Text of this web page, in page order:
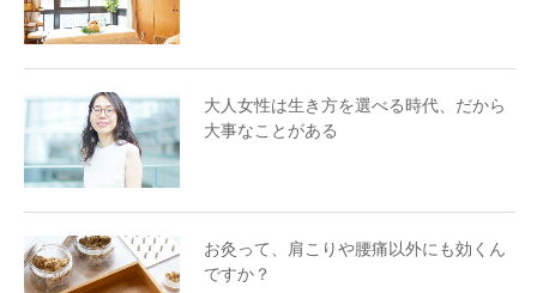
大人女性は生き方を選べる時代、だから
大事なことがある
お灸って、肩こりや腰痛以外にも効くん
ですか？